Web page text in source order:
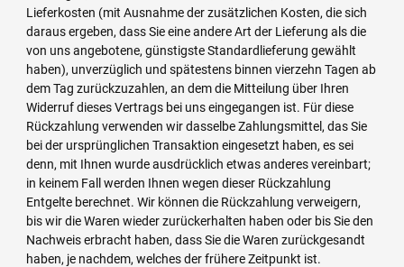
Lieferkosten (mit Ausnahme der zusätzlichen Kosten, die sich
daraus ergeben, dass Sie eine andere Art der Lieferung als die
von uns angebotene, günstigste Standardlieferung gewählt
haben), unverzüglich und spätestens binnen vierzehn Tagen ab
dem Tag zurückzuzahlen, an dem die Mitteilung über Ihren
Widerruf dieses Vertrags bei uns eingegangen ist. Für diese
Rückzahlung verwenden wir dasselbe Zahlungsmittel, das Sie
bei der ursprünglichen Transaktion eingesetzt haben, es sei
denn, mit Ihnen wurde ausdrücklich etwas anderes vereinbart;
in keinem Fall werden Ihnen wegen dieser Rückzahlung
Entgelte berechnet. Wir können die Rückzahlung verweigern,
bis wir die Waren wieder zurückerhalten haben oder bis Sie den
Nachweis erbracht haben, dass Sie die Waren zurückgesandt
haben, je nachdem, welches der frühere Zeitpunkt ist.